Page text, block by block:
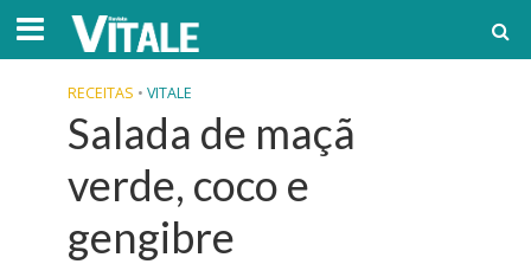
RECEITAS • VITALE
Salada de maçã
verde, coco e
gengibre